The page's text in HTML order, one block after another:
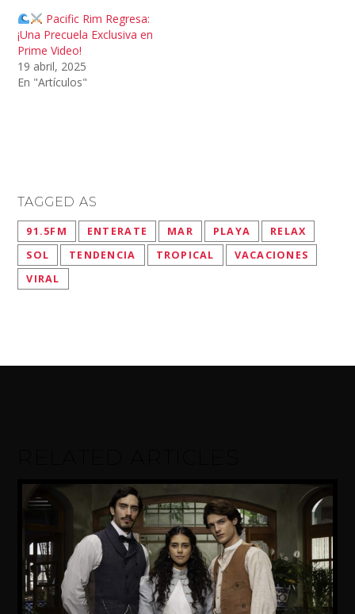
Pacific Rim Regresa:
¡Una Precuela Exclusiva en
Prime Video!
19 abril, 2025
En "Artículos"
TAGGED AS
91.5FM ENTERATE MAR PLAYA
RELAX
SOL
TENDENCIA TROPICAL
VACACIONES
VIRAL